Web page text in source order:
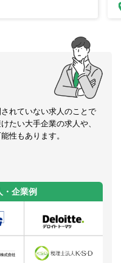
れていない求人のことで
たい大手企業の求人や、
性もあります。
・企業例